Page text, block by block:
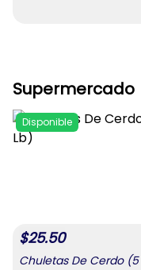
Supermercado
Disponible
$25.50
Chuletas De Cerdo (5